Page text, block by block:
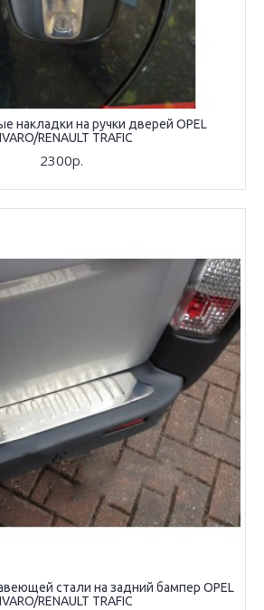
накладки на ручки дверей OPEL
RENAULT TRAFIC
2300р.
стали на задний бампер OPEL
RENAULT TRAFIC